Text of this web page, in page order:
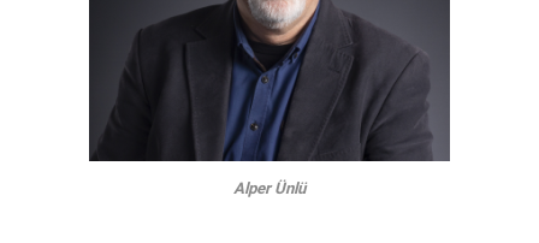
Alper Ünlü